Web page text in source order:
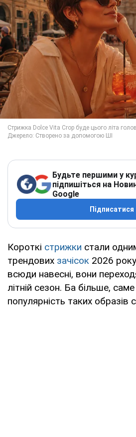
Будьте першими у
підпишіться на
Google
Підписатися
Короткі стрижки стали
трендових зачісок 2026
всюди навесні, вони
літній сезон. Ба більше, саме
популярність таких образів